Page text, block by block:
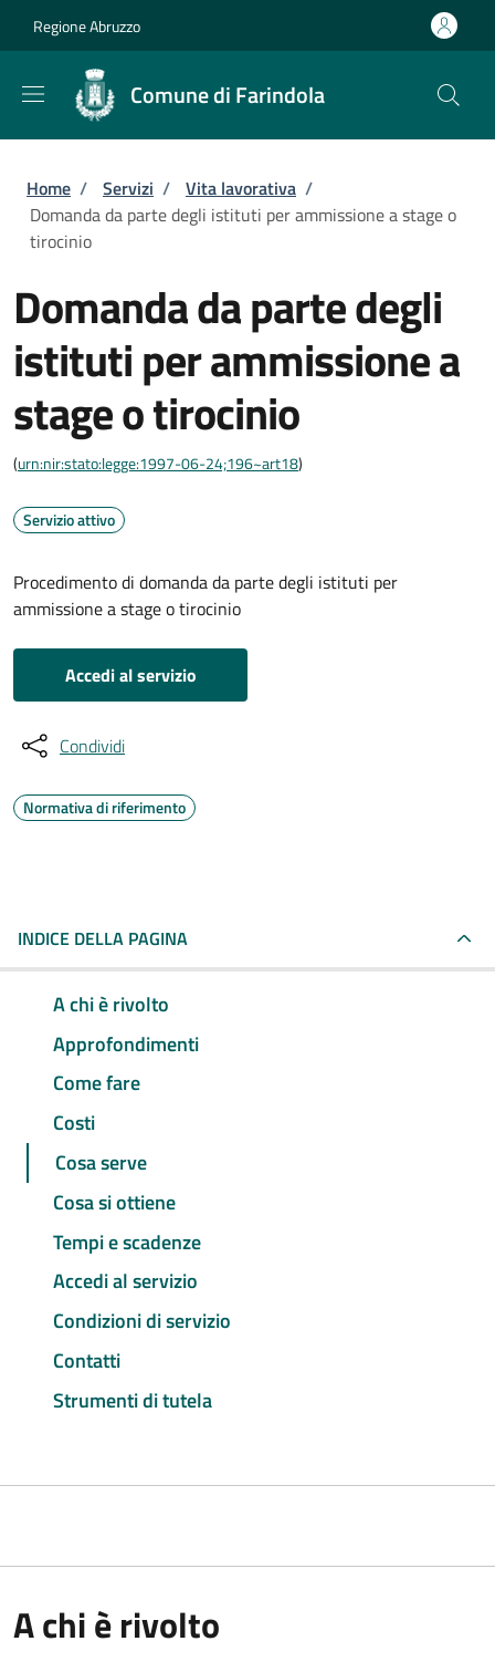
Regione Abruzzo
Comune di Farindola
Briciole di pane
Home / Servizi / Vita lavorativa /
Domanda da parte degli istituti per ammissione a stage o
tirocinio
Domanda da parte degli
istituti per ammissione a
stage o tirocinio
(urn:nir:stato:legge:1997-06-24;196~art18)
Servizio attivo
Procedimento di domanda da parte degli istituti per
ammissione a stage o tirocinio
Accedi al servizio
Condividi
Normativa di riferimento
INDICE DELLA PAGINA
A chi è rivolto
Approfondimenti
Come fare
Costi
Cosa serve
Cosa si ottiene
Tempi e scadenze
Accedi al servizio
Condizioni di servizio
Contatti
Strumenti di tutela
A chi è rivolto